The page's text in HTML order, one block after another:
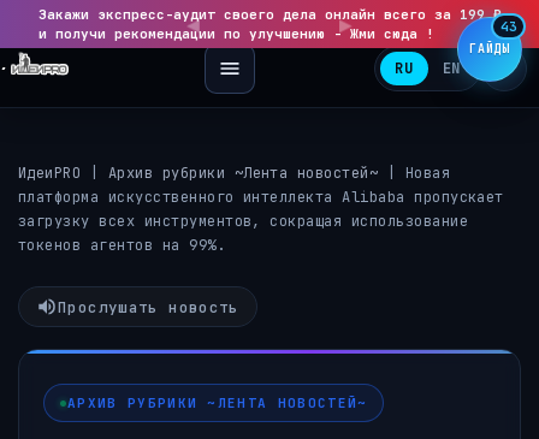
Закажи экспресс-аудит своего дела онлайн всего за 199 ₽
и получи рекомендации по улучшению - Жми сюда !
▶
RU EN
ИдеиPRO Архив рубрики ~Лента новостей~
Новая
платформа искусственного интеллекта Alibaba пропускает
загрузку всех инструментов, сокращая использование
токенов агентов на 99%.
Прослушать новость
АРХИВ РУБРИКИ ~ЛЕНТА НОВОСТЕЙ~
ГАЙДЫ
43